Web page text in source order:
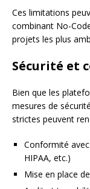
Ces limitations
combinant No-
projets les plus
Sécurité et
Bien que les
mesures de
strictes peuvent
Conformité
HIPAA, etc.)
Mise en place